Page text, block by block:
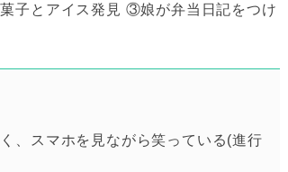
子とアイス発見 ③娘が弁当日記をつけ
、スマホを見ながら笑っている(進行